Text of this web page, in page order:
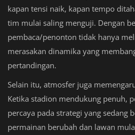
kapan tensi naik, kapan tempo
tim mulai saling menguji. Dengan
pembaca/penonton tidak hanya
merasakan dinamika yang
pertandingan.
Selain itu, atmosfer juga
Ketika stadion mendukung penuh,
percaya pada strategi yang sedang
permainan berubah dan lawan